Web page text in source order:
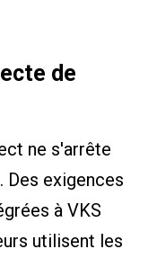
de
ne s'arrête
Des exigences
à VKS
utilisent les